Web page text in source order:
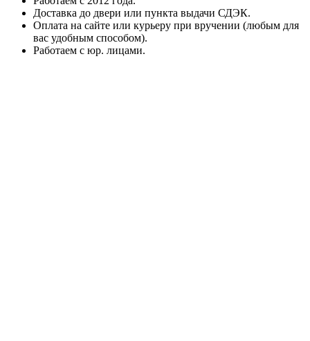
Доставка до двери или пункта выдачи СДЭК.
Оплата на сайте или курьеру при вручении (любым для
вас удобным способом).
Работаем с юр. лицами.